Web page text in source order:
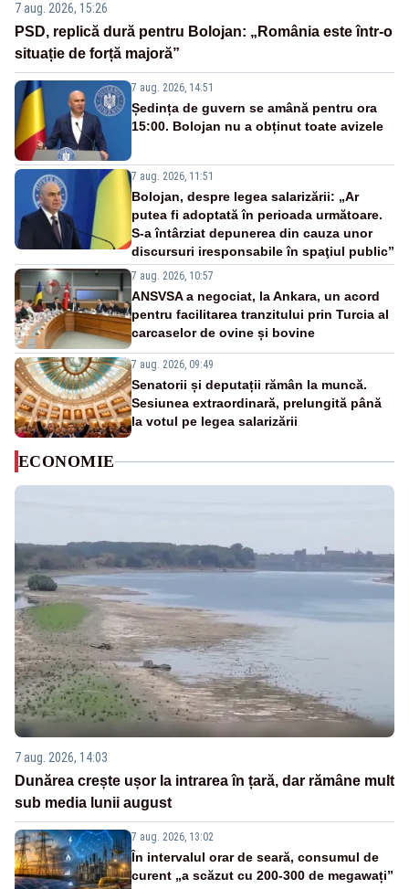
7 aug. 2026, 15:26
PSD, replică dură pentru Bolojan: „România este într-o
situație de forță majoră”
7 aug. 2026, 14:51
Ședința de guvern se amână pentru ora
15:00. Bolojan nu a obținut toate avizele
7 aug. 2026, 11:51
Bolojan, despre legea salarizării: „Ar
putea fi adoptată în perioada următoare.
S-a întârziat depunerea din cauza unor
discursuri iresponsabile în spaţiul public”
7 aug. 2026, 10:57
ANSVSA a negociat, la Ankara, un acord
pentru facilitarea tranzitului prin Turcia al
carcaselor de ovine și bovine
7 aug. 2026, 09:49
Senatorii și deputații rămân la muncă.
Sesiunea extraordinară, prelungită până
la votul pe legea salarizării
ECONOMIE
7 aug. 2026, 14:03
Dunărea crește ușor la intrarea în țară, dar rămâne mult
sub media lunii august
7 aug. 2026, 13:02
În intervalul orar de seară, consumul de
curent „a scăzut cu 200-300 de megawați”